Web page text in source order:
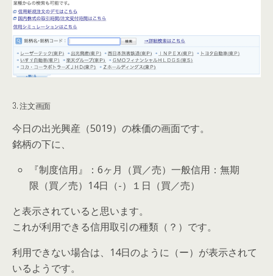
3. 注文画面
今日の出光興産（5019）の株価の画面です。
銘柄の下に、
『制度信用』：6ヶ月（買／売）一般信用：無期
限（買／売）14日（-）１日（買／売）
と表示されていると思います。
これが利用できる信用取引の種類（？）です。
利用できない場合は、14日のように（ー）が表示されて
いるようです。